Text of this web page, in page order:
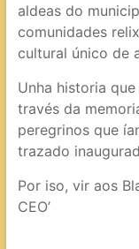
aldeas do
comunidades
cultural único de
Unha historia
través da
peregrinos que
trazado
Por iso, vir aos
CEO’